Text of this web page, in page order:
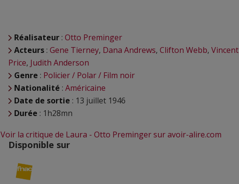
Réalisateur : Otto Preminger
Acteurs : Gene Tierney, Dana Andrews, Clifton Webb, Vincent
Price, Judith Anderson
Genre : Policier / Polar / Film noir
Nationalité : Américaine
Date de sortie : 13 juillet 1946
Durée : 1h28mn
Voir la critique de Laura - Otto Preminger sur avoir-alire.com
Disponible sur